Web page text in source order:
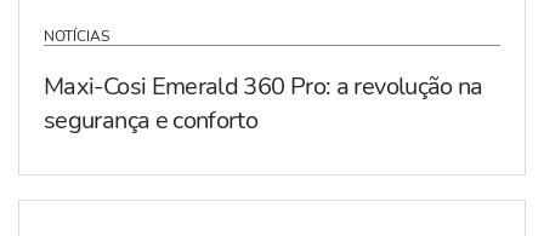
NOTÍCIAS
Maxi-Cosi Emerald 360 Pro: a revolução na
segurança e conforto